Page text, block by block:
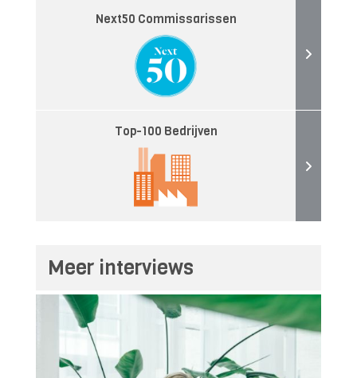
Next50 Commissarissen
Top-100 Bedrijven
Meer interviews